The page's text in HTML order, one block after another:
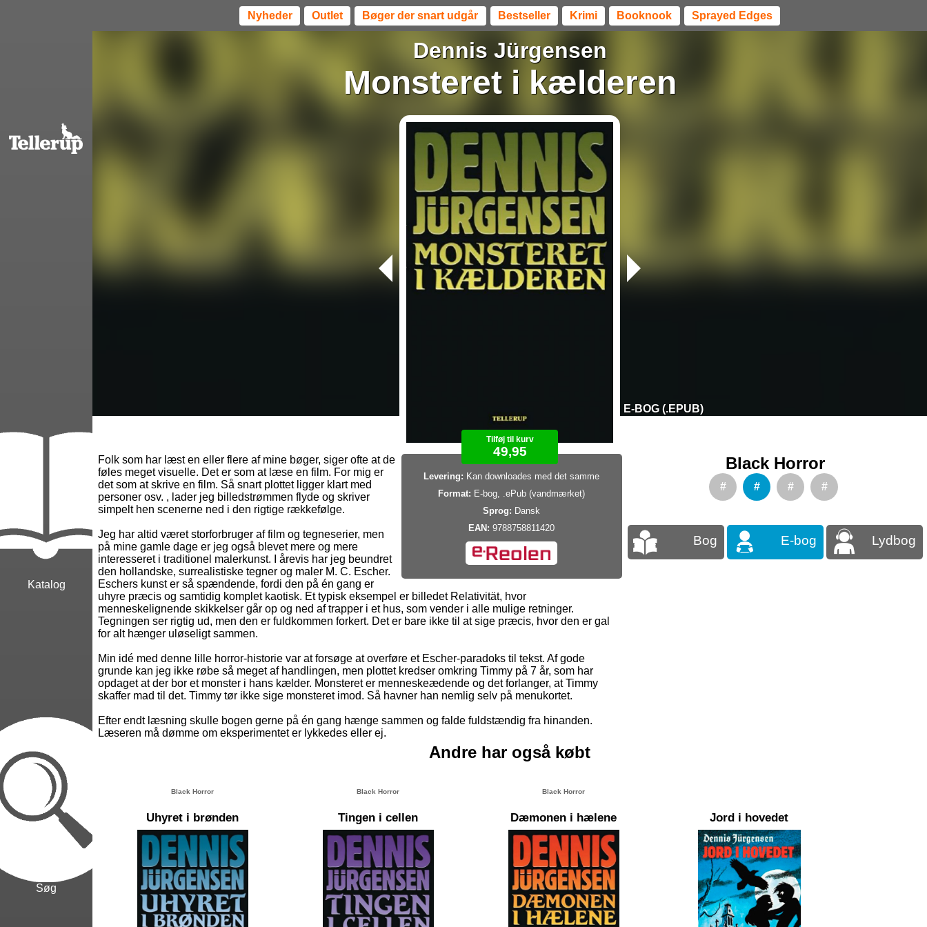
Nyheder Outlet Bøger der snart udgår Bestseller Krimi Booknook Sprayed Edges
Katalog
Søg
Dennis Jürgensen
Monsteret i kælderen
E-BOG (.EPUB)
Tilføj til kurv
49,95
Levering: Kan downloades med det samme
Format: E-bog, .ePub (vandmærket)
Sprog: Dansk
EAN: 9788758811420
Folk som har læst en eller flere af mine bøger, siger ofte at de
føles meget visuelle. Det er som at læse en film. For mig er
det som at skrive en film. Så snart plottet ligger klart med
personer osv. , lader jeg billedstrømmen flyde og skriver
simpelt hen scenerne ned i den rigtige rækkefølge.
Jeg har altid været storforbruger af film og tegneserier, men
på mine gamle dage er jeg også blevet mere og mere
interesseret i traditionel malerkunst. I årevis har jeg beundret
den hollandske, surrealistiske tegner og maler M. C. Escher.
Eschers kunst er så spændende, fordi den på én gang er
uhyre præcis og samtidig komplet kaotisk. Et typisk eksempel er billedet Relativität, hvor
menneskelignende skikkelser går op og ned af trapper i et hus, som vender i alle mulige retninger.
Tegningen ser rigtig ud, men den er fuldkommen forkert. Det er bare ikke til at sige præcis, hvor den er gal
for alt hænger uløseligt sammen.
Min idé med denne lille horror-historie var at forsøge at overføre et Escher-paradoks til tekst. Af gode
grunde kan jeg ikke røbe så meget af handlingen, men plottet kredser omkring Timmy på 7 år, som har
opdaget at der bor et monster i hans kælder. Monsteret er menneskeædende og det forlanger, at Timmy
skaffer mad til det. Timmy tør ikke sige monsteret imod. Så havner han nemlig selv på menukortet.
Efter endt læsning skulle bogen gerne på én gang hænge sammen og falde fuldstændig fra hinanden.
Læseren må dømme om eksperimentet er lykkedes eller ej.
Black Horror
# # # #
Bog E-bog Lydbog
Andre har også købt
Black Horror
Uhyret i brønden
Black Horror
Tingen i cellen
Black Horror
Dæmonen i hælene Jord i hovedet